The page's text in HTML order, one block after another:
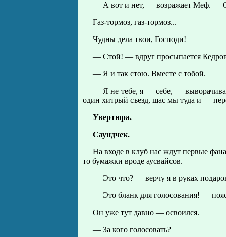
— А вот и нет, — возражает Меф. —
Газ-тормоз, газ-тормоз...
Чудны дела твои, Господи!
— Стой! — вдруг просыпается
— Я и так стою. Вместе с тобой.
— Я не тебе, я — себе, —
один хитрый съезд, щас мы туда и —
Увертюра.
Саундчек.
На входе в клуб нас ждут первые
то бумажки вроде аусвайсов.
— Это что? — верчу я в руках
— Это бланк для голосования! —
Он уже тут давно — освоился.
— За кого голосовать?